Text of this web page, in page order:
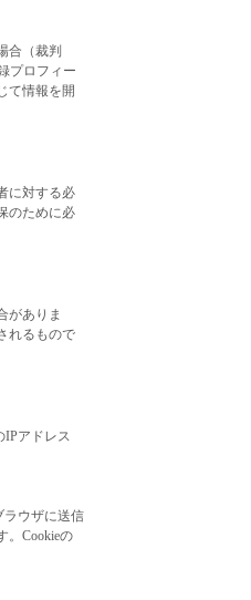
合（裁判
プロフィー
て情報を開
に対する必
のために必
がありま
れるもので
IPアドレス
ラウザに送信
。Cookieの